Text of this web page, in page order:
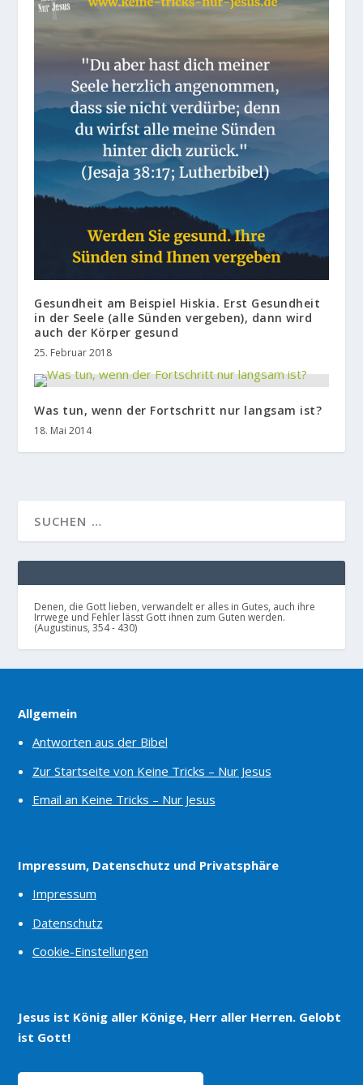
Gesundheit am Beispiel Hiskia. Erst Gesundheit
in der Seele (alle Sünden vergeben), dann wird
auch der Körper gesund
25. Februar 2018
Was tun, wenn der Fortschritt nur langsam ist?
18. Mai 2014
Denen, die Gott lieben, verwandelt er alles in Gutes, auch ihre
Irrwege und Fehler lässt Gott ihnen zum Guten werden.
(Augustinus, 354 - 430)
Allgemein
Antworten aus der Bibel
Zur Startseite von Keine Tricks – Nur Jesus
Email an Keine Tricks – Nur Jesus
Impressum, Datenschutz und Privatsphäre
Impressum
Datenschutz
Cookie-Einstellungen
Jesus ist König aller Könige, Herr aller Herren. Gelobt
ist Gott!